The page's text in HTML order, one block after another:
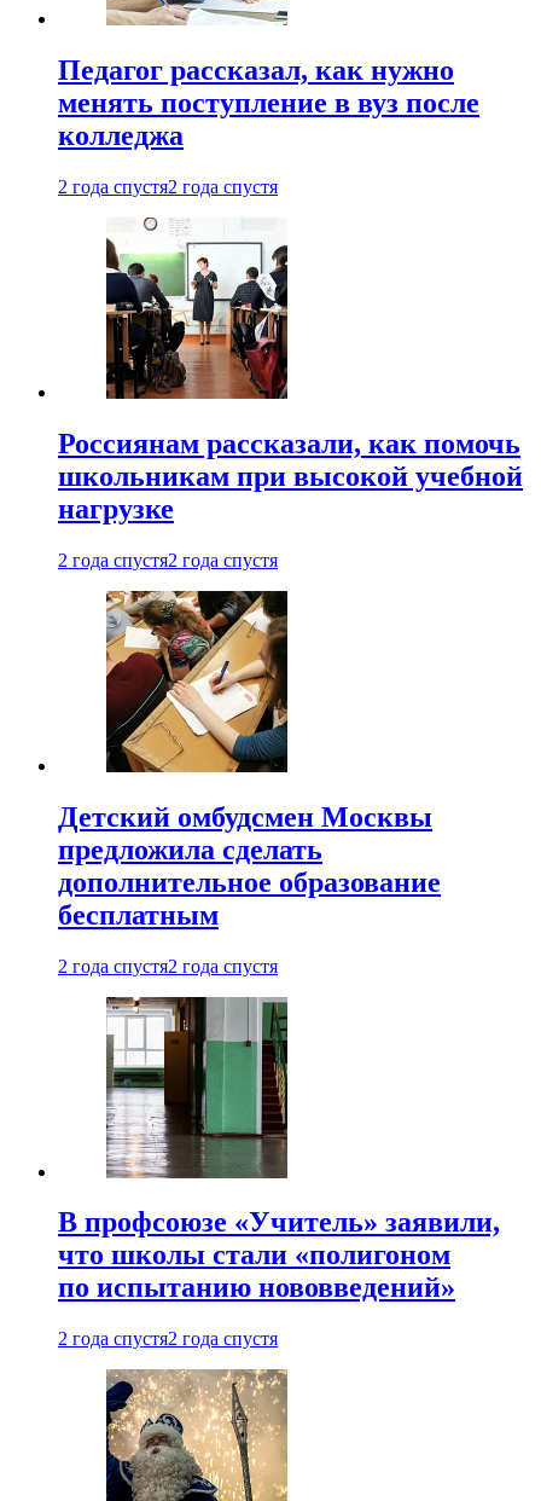
Педагог рассказал, как нужно
менять поступление в вуз после
колледжа
2 года спустя2 года спустя
Россиянам рассказали, как помочь
школьникам при высокой учебной
нагрузке
2 года спустя2 года спустя
Детский омбудсмен Москвы
предложила сделать
дополнительное образование
бесплатным
2 года спустя2 года спустя
В профсоюзе «Учитель» заявили,
что школы стали «полигоном
по испытанию нововведений»
2 года спустя2 года спустя